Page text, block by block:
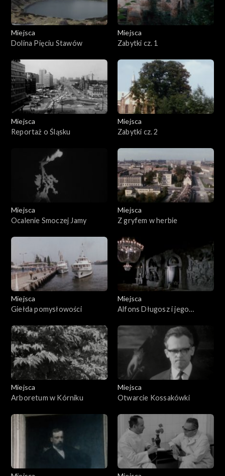
Miejsca
Dolina Pięciu Stawów
Miejsca
Zabytki cz. 1
Miejsca
Reportaż o Śląsku
Miejsca
Zabytki cz. 2
Miejsca
Ocalenie Smoczej Jamy
Miejsca
Z gryfem w herbie
Miejsca
Giełda pomysłowości
Miejsca
Alfons Długosz i jego
Miejsca
Arboretum w Kórniku
Miejsca
Otwarcie Kossakówki